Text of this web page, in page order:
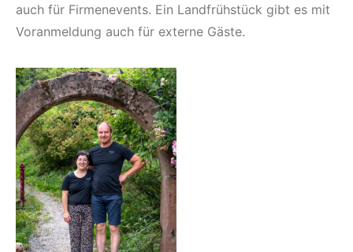
auch für Firmenevents. Ein Landfrühstück gibt es mit
Voranmeldung auch für externe Gäste.